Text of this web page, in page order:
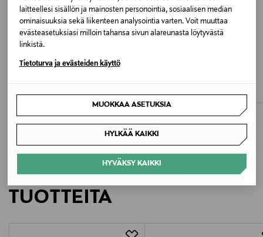
laitteellesi sisällön ja mainosten personointia, sosiaalisen median
ominaisuuksia sekä liikenteen analysointia varten. Voit muuttaa
evästeasetuksiasi milloin tahansa sivun alareunasta löytyvästä
linkistä.
Tietoturva ja evästeiden käyttö
MUOKKAA ASETUKSIA
HYLKÄÄ KAIKKI
HYVÄKSY KAIKKI
Valmistusmaa
Vietnam
Valmistajan tuotenumero
Fenix Outdoor E-Com AB
Själevad, Sweden
LACOSTE
65,40 € 83,40 €
LISÄÄ KIINNOSTAVIA
TUOTTEITA